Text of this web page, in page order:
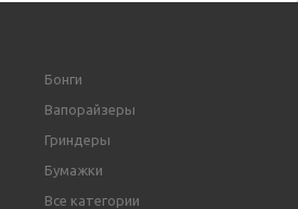
Бонги
Вапорайзеры
Гриндеры
Бумажки
Все категории